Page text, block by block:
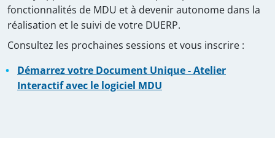
fonctionnalités de MDU et à devenir autonome dans la
réalisation et le suivi de votre DUERP.
Consultez les prochaines sessions et vous inscrire :
Démarrez votre Document Unique - Atelier
Interactif avec le logiciel MDU